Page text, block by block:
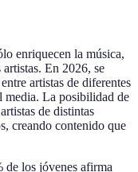
enriquecen la música,
En 2026, se
artistas de diferentes
media. La posibilidad de
de distintas
creando contenido que
de los jóvenes afirma